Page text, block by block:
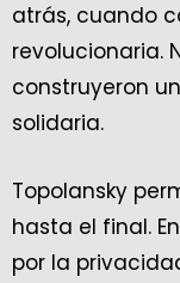
atrás, cuando
revolucionaria.
construyeron
solidaria.
Topolansky
hasta el final.
por la